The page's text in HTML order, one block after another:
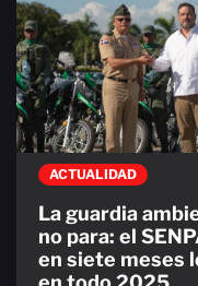
ACTUALIDAD
La guardia
no para: el
en siete meses